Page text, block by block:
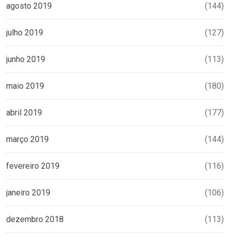
agosto 2019 (144)
julho 2019 (127)
junho 2019 (113)
maio 2019 (180)
abril 2019 (177)
março 2019 (144)
fevereiro 2019 (116)
janeiro 2019 (106)
dezembro 2018 (113)